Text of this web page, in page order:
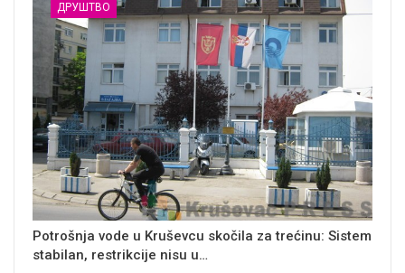
ДРУШТВО
Potrošnja vode u Kruševcu skočila za trećinu: Sistem
stabilan, restrikcije nisu u…